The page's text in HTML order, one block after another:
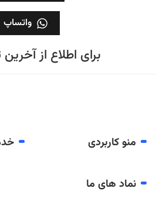
واتساپ
برای اطلاع از
منو کاربردی
نماد های ما